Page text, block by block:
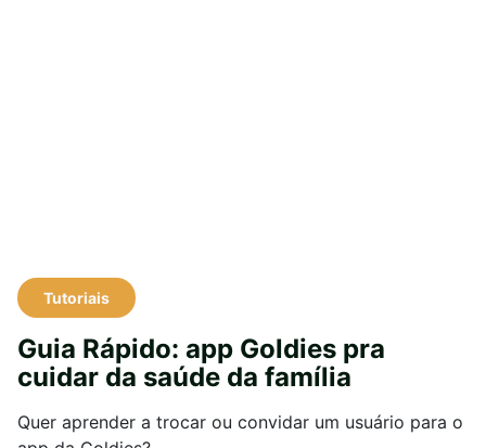
Tutoriais
Guia Rápido: app Goldies pra
cuidar da saúde da família
Quer aprender a trocar ou convidar um usuário para o